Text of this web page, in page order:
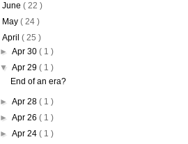
June ( 22 )
May ( 24 )
April ( 25 )
►Apr 30( 1 )
▼Apr 29( 1 )
End of an era?
►Apr 28( 1 )
►Apr 26( 1 )
►Apr 24( 1 )